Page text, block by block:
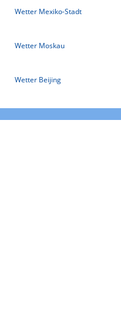
Wetter Mexiko-Stadt
Wetter Moskau
Wetter Beijing